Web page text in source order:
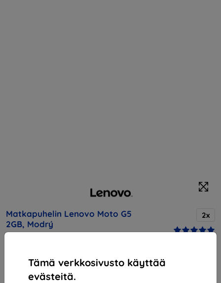
Tämä verkkosivusto käyttää
evästeitä.
Matkapuhelin Lenovo Moto G5
2GB, Modrý
2x
Osta tämä laite ja saat 25% alennusta
kaikista sen
lisävarusteista!